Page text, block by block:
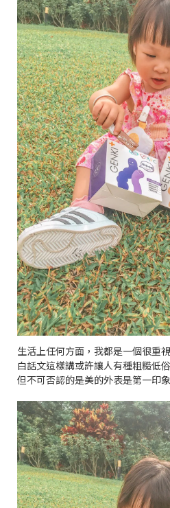
生活上任何方面，我都是一個很重
白話文這樣講或許讓人有種粗糙低俗
但不可否認的是美的外表是第一印象